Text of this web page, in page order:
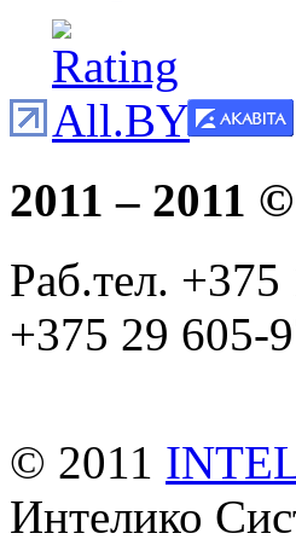
2011 – 2011
Раб.тел.
+375 29 605-
© 2011
Интелико